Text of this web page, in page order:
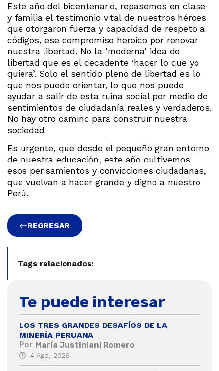
Este año del bicentenario, repasemos en clase
y familia el testimonio vital de nuestros héroes
que otorgaron fuerza y capacidad de respeto a
códigos, ese compromiso heroico por renovar
nuestra libertad. No la ‘moderna’ idea de
libertad que es el decadente ‘hacer lo que yo
quiera’. Solo el sentido pleno de libertad es lo
que nos puede orientar, lo que nos puede
ayudar a salir de esta ruina social por medio de
sentimientos de ciudadanía reales y verdaderos.
No hay otro camino para construir nuestra
sociedad
Es urgente, que desde el pequeño gran entorno
de nuestra educación, este año cultivemos
esos pensamientos y convicciones ciudadanas,
que vuelvan a hacer grande y digno a nuestro
Perú.
REGRESAR
Tags relacionados:
Te puede interesar
LOS TRES GRANDES DESAFÍOS DE LA
MINERÍA PERUANA
Por María Justiniani Romero
4 Ago, 2026